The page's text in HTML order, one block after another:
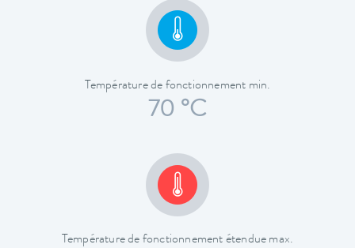
Température de fonctionnement min.
70 °C
Température de fonctionnement étendue max.